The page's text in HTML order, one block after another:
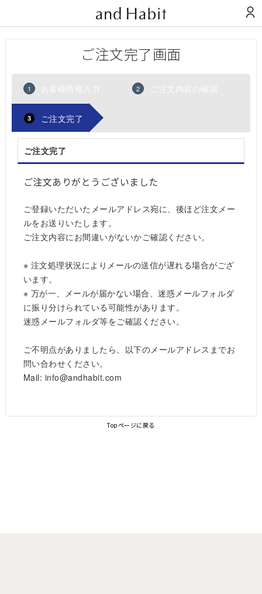
ご注文完了画面
1 お客様情報入力 2 ご注文内容の確認
3 ご注文完了
ご注文完了
ご注文ありがとうございました
ご登録いただいたメールアドレス宛に、後ほど注文メー
ルをお送りいたします。
ご注文内容にお間違いがないかご確認ください。
※ 注文処理状況によりメールの送信が遅れる場合がござ
います。
※ 万が一、メールが届かない場合、迷惑メールフォルダ
に振り分けられている可能性があります。
迷惑メールフォルダ等をご確認ください。
ご不明点がありましたら、以下のメールアドレスまでお
問い合わせください。
Mail: info@andhabit.com
Topページに戻る